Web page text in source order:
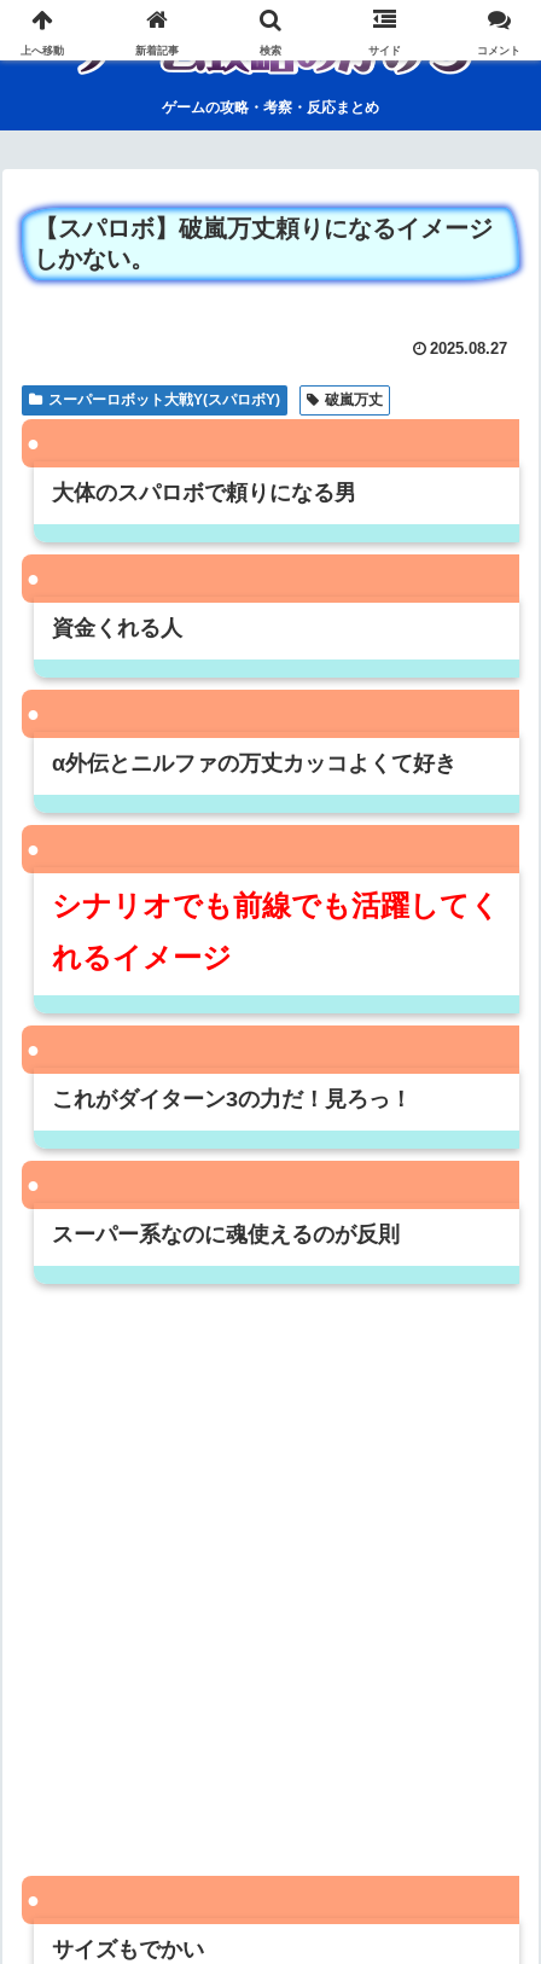
ゲームの攻略・考察・反応まとめ
【スパロボ】破嵐万丈頼りになるイメージ
しかない。
2025.08.27
スーパーロボット大戦Y(スパロボY) 破嵐万丈
大体のスパロボで頼りになる男
資金くれる人
α外伝とニルファの万丈カッコよくて好き
シナリオでも前線でも活躍してく
れるイメージ
これがダイターン3の力だ！見ろっ！
スーパー系なのに魂使えるのが反則
サイズもでかい
上へ移動 新着記事 検索 サイド コメント